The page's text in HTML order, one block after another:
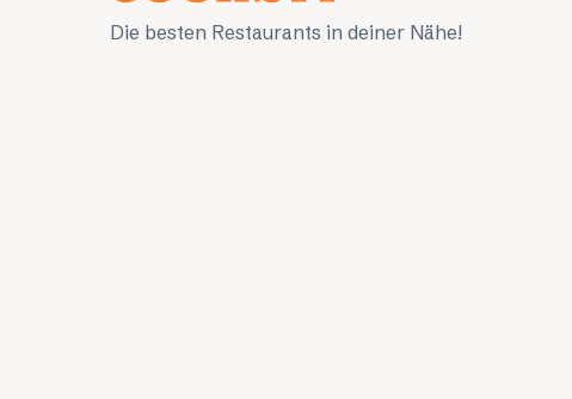
Die besten Restaurants in deiner Nähe!